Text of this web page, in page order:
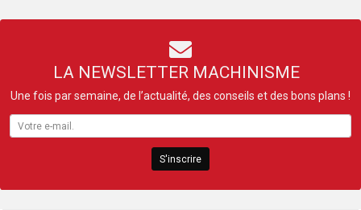
LA NEWSLETTER MACHINISME
Une fois par semaine, de l’actualité, des conseils et des bons plans !
S'inscrire